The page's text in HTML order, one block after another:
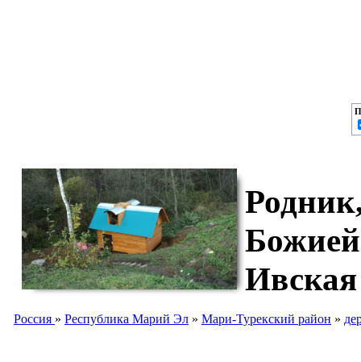
Россия » Республика Марий Эл » Мари-Турекский район »